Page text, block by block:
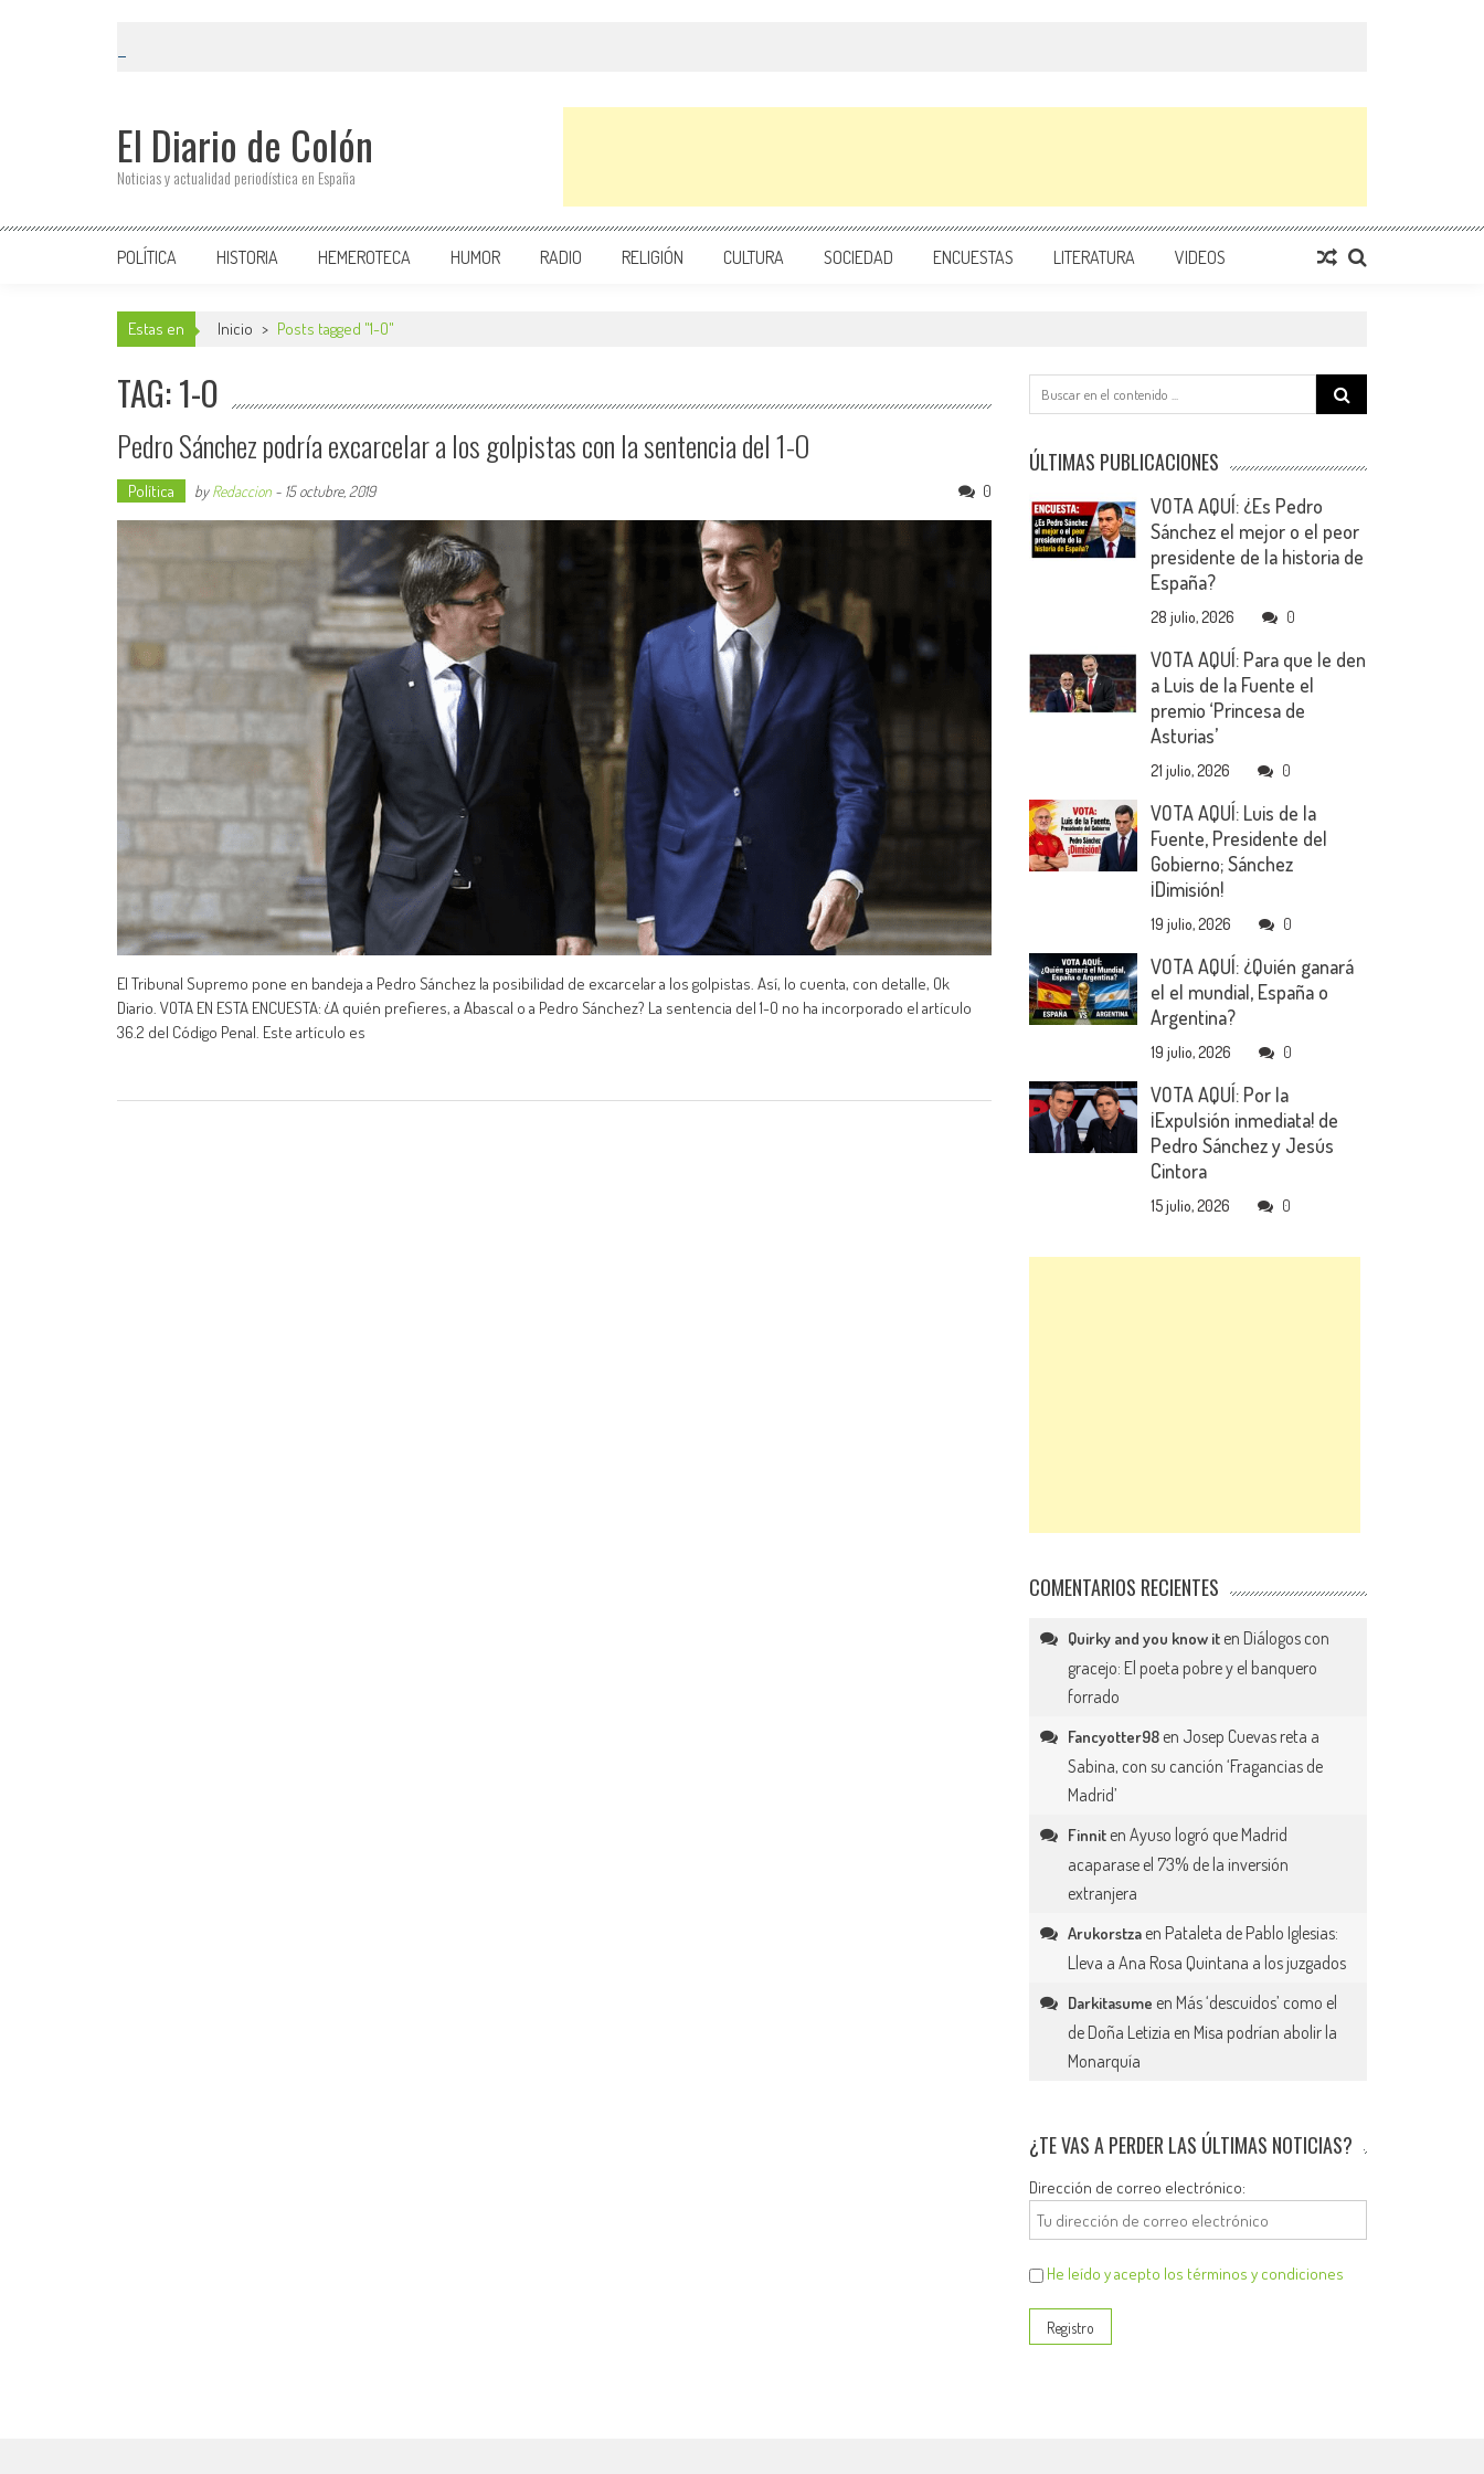
El Diario de Colón
Noticias y actualidad periodística en España
POLÍTICA HISTORIA HEMEROTECA HUMOR RADIO RELIGIÓN CULTURA SOCIEDAD ENCUESTAS LITERATURA VIDEOS
Estas en Inicio > Posts tagged "1-O"
TAG: 1-O
Pedro Sánchez podría excarcelar a los golpistas con la sentencia del 1-O
Política byRedaccion - 15 octubre, 2019 0
El Tribunal Supremo pone en bandeja a Pedro Sánchez la posibilidad de excarcelar a los golpistas. Así, lo cuenta, con detalle, Ok
Diario. VOTA EN ESTA ENCUESTA: ¿A quién prefieres, a Abascal o a Pedro Sánchez? La sentencia del 1-O no ha incorporado el artículo
36.2 del Código Penal. Este artículo es
Search
for:
ÚLTIMAS PUBLICACIONES
VOTA AQUÍ: ¿Es Pedro
Sánchez el mejor o el peor
presidente de la historia de
España?
28 julio, 2026 0
VOTA AQUÍ: Para que le den
a Luis de la Fuente el
premio ‘Princesa de
Asturias’
21 julio, 2026 0
VOTA AQUÍ: Luis de la
Fuente, Presidente del
Gobierno; Sánchez
¡Dimisión!
19 julio, 2026 0
VOTA AQUÍ: ¿Quién ganará
el el mundial, España o
Argentina?
19 julio, 2026 0
VOTA AQUÍ: Por la
¡Expulsión inmediata! de
Pedro Sánchez y Jesús
Cintora
15 julio, 2026 0
COMENTARIOS RECIENTES
Quirky and you know it en Diálogos con
gracejo: El poeta pobre y el banquero
forrado
Fancyotter98 en Josep Cuevas reta a
Sabina, con su canción ‘Fragancias de
Madrid’
Finnit enAyuso logró que Madrid
acaparase el 73% de la inversión
extranjera
Arukorstza en Pataleta de Pablo Iglesias:
Lleva a Ana Rosa Quintana a los juzgados
Darkitasume en Más ‘descuidos’ como el
de Doña Letizia en Misa podrían abolir la
Monarquía
¿TE VAS A PERDER LAS ÚLTIMAS NOTICIAS?
Dirección de correo electrónico:
He leído y acepto los términos y condiciones